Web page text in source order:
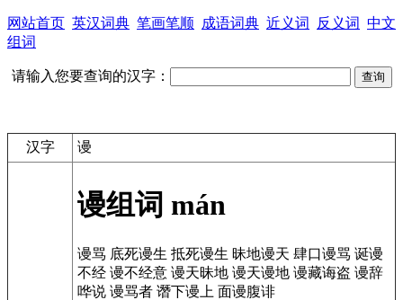
网站首页 英汉词典 笔画笔顺 成语词典 近义词 反义词 中文
组词
请输入您要查询的汉字：
汉字 谩
谩组词 mán
谩骂 底死谩生 抵死谩生 昧地谩天 肆口谩骂 诞谩
不经 谩不经意 谩天昧地 谩天谩地 谩藏诲盗 谩辞
哗说 谩骂者 谮下谩上 面谩腹诽